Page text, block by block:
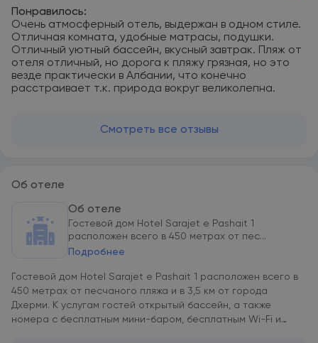
Понравилось:
Очень атмосферный отель, выдержан в одном стиле.
Отличная комната, удобные матрасы, подушки.
Отличный уютный бассейн, вкусный завтрак. Пляж от
отеля отличный, но дорога к пляжу грязная, но это
везде практически в Албании, что конечно
расстраивает т.к. природа вокруг великолепна.
Смотреть все отзывы
Об отеле
Об отеле
Гостевой дом Hotel Sarajet e Pashait 1
расположен всего в 450 метрах от пес...
Подробнее
Гостевой дом Hotel Sarajet e Pashait 1 расположен всего в
450 метрах от песчаного пляжа и в 3,5 км от города
Дхерми. К услугам гостей открытый бассейн, а также
номера с бесплатным мини-баром, бесплатным Wi-Fi и